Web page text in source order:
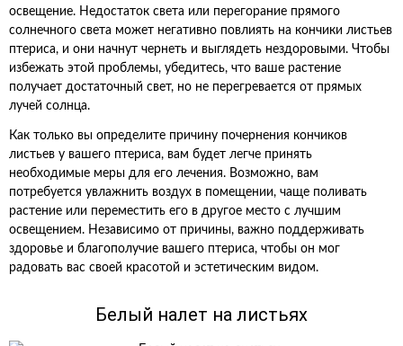
освещение. Недостаток света или перегорание прямого
солнечного света может негативно повлиять на кончики листьев
птериса, и они начнут чернеть и выглядеть нездоровыми. Чтобы
избежать этой проблемы, убедитесь, что ваше растение
получает достаточный свет, но не перегревается от прямых
лучей солнца.
Как только вы определите причину почернения кончиков
листьев у вашего птериса, вам будет легче принять
необходимые меры для его лечения. Возможно, вам
потребуется увлажнить воздух в помещении, чаще поливать
растение или переместить его в другое место с лучшим
освещением. Независимо от причины, важно поддерживать
здоровье и благополучие вашего птериса, чтобы он мог
радовать вас своей красотой и эстетическим видом.
Белый налет на листьях